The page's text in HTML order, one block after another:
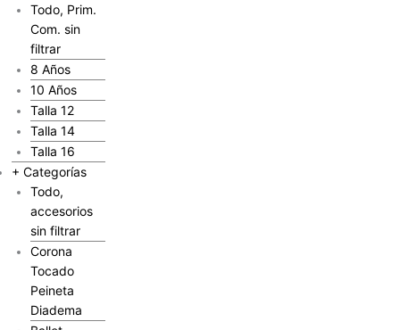
Todo, Prim.
Com. sin
filtrar
8 Años
10 Años
Talla 12
Talla 14
Talla 16
+ Categorías
Todo,
accesorios
sin filtrar
Corona
Tocado
Peineta
Diadema